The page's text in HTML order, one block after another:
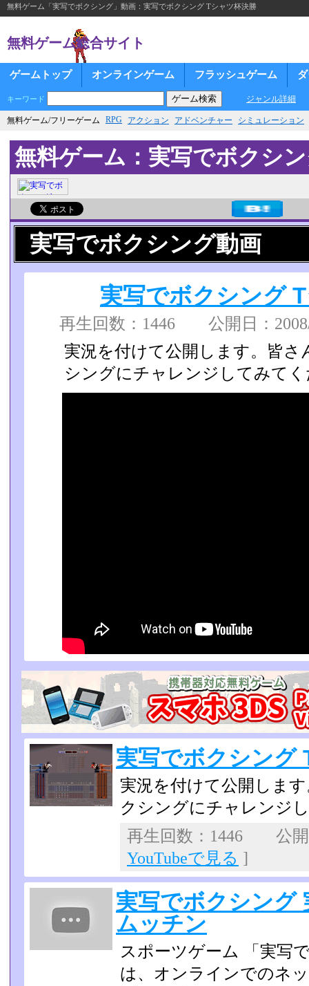
無料ゲーム「実写でボクシング」動画：実写でボクシング Tシャツ杯決勝
無料ゲーム総合サイト
ゲームトップ オンラインゲーム フラッシュゲーム
キーワード ジャンル詳細
無料ゲーム/フリーゲーム RPG アクション アドベンチャー シミュレーション
無料ゲーム：実写でボクシ
実写でボクシング動画
実写でボクシング
再生回数：1446 公開日：
実況を付けて公開します。皆さ
シングにチャレンジしてみて
実写でボクシング
実況を付けて公開しま
クシングにチャレンジ
再生回数：1446 公
YouTubeで見る ]
実写でボクシング
ムッチン
スポーツゲーム 「実写
は、オンラインでのネ